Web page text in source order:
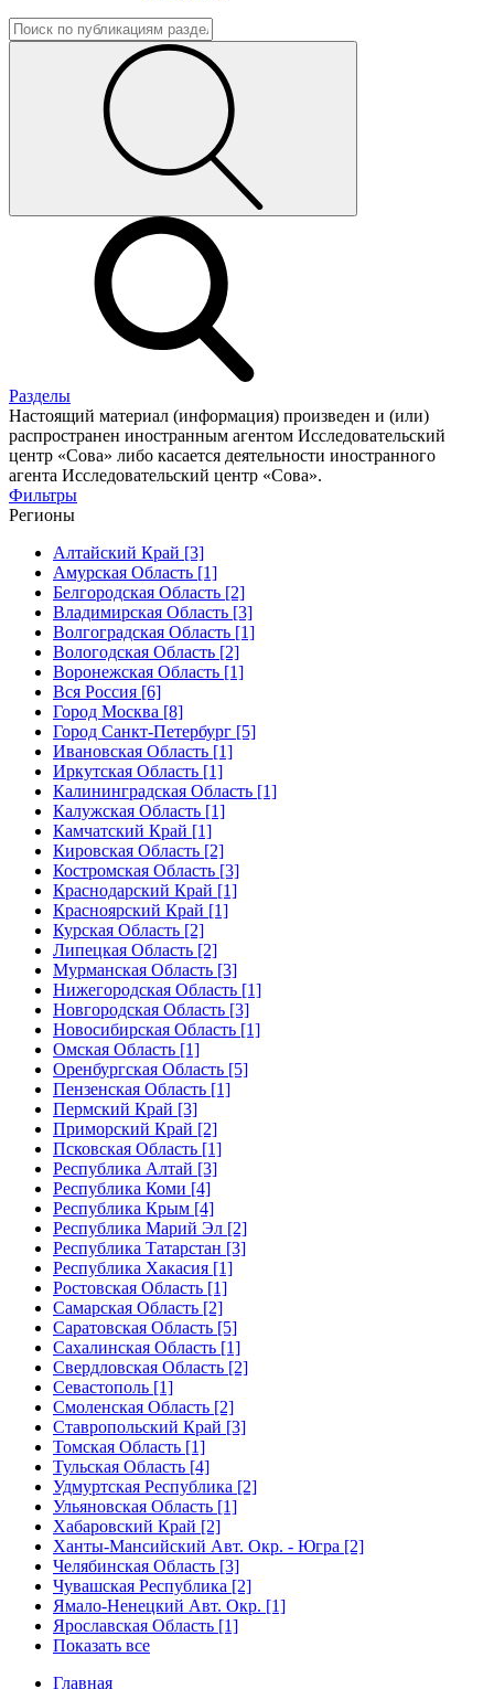
Разделы
Настоящий материал (информация) произведен и (или)
распространен иностранным агентом Исследовательский
центр «Сова» либо касается деятельности иностранного
агента Исследовательский центр «Сова».
Фильтры
Регионы
Алтайский Край [3]
Амурская Область [1]
Белгородская Область [2]
Владимирская Область [3]
Волгоградская Область [1]
Вологодская Область [2]
Воронежская Область [1]
Вся Россия [6]
Город Москва [8]
Город Санкт-Петербург [5]
Ивановская Область [1]
Иркутская Область [1]
Калининградская Область [1]
Калужская Область [1]
Камчатский Край [1]
Кировская Область [2]
Костромская Область [3]
Краснодарский Край [1]
Красноярский Край [1]
Курская Область [2]
Липецкая Область [2]
Мурманская Область [3]
Нижегородская Область [1]
Новгородская Область [3]
Новосибирская Область [1]
Омская Область [1]
Оренбургская Область [5]
Пензенская Область [1]
Пермский Край [3]
Приморский Край [2]
Псковская Область [1]
Республика Алтай [3]
Республика Коми [4]
Республика Крым [4]
Республика Марий Эл [2]
Республика Татарстан [3]
Республика Хакасия [1]
Ростовская Область [1]
Самарская Область [2]
Саратовская Область [5]
Сахалинская Область [1]
Свердловская Область [2]
Севастополь [1]
Смоленская Область [2]
Ставропольский Край [3]
Томская Область [1]
Тульская Область [4]
Удмуртская Республика [2]
Ульяновская Область [1]
Хабаровский Край [2]
Ханты-Мансийский Авт. Окр. - Югра [2]
Челябинская Область [3]
Чувашская Республика [2]
Ямало-Ненецкий Авт. Окр. [1]
Ярославская Область [1]
Показать все
Главная